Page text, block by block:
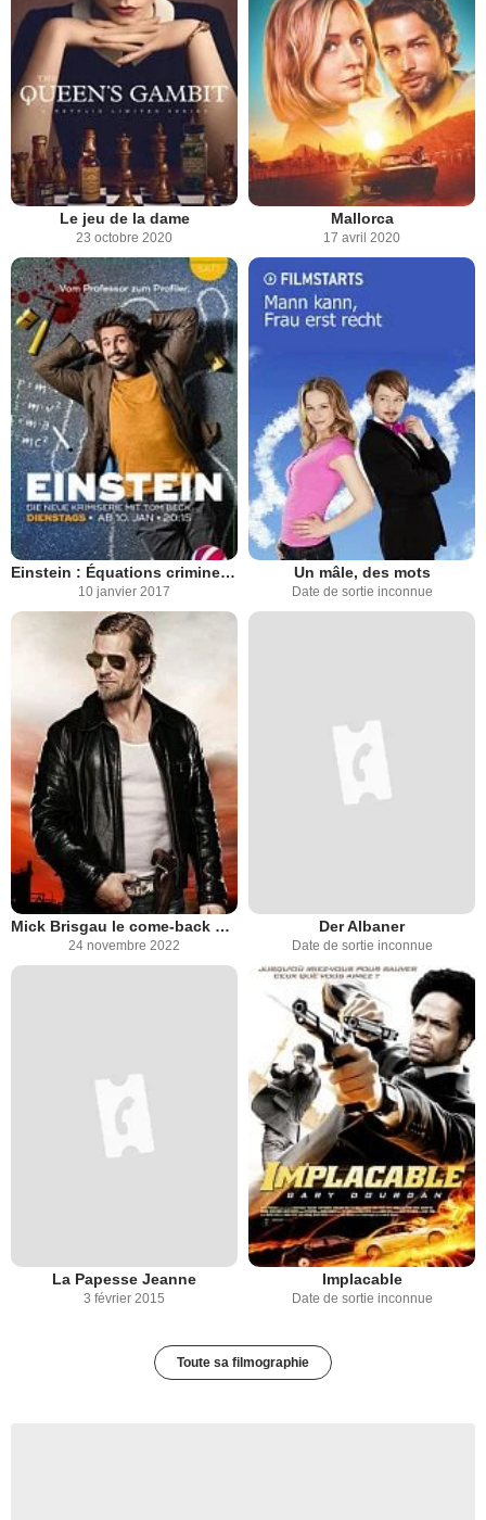
Le jeu de la dame
23 octobre 2020
Mallorca
17 avril 2020
Einstein : Équations criminelles
10 janvier 2017
Un mâle, des mots
Date de sortie inconnue
Mick Brisgau le come-back d'un superflic
24 novembre 2022
Der Albaner
Date de sortie inconnue
La Papesse Jeanne
3 février 2015
Implacable
Date de sortie inconnue
Toute sa filmographie